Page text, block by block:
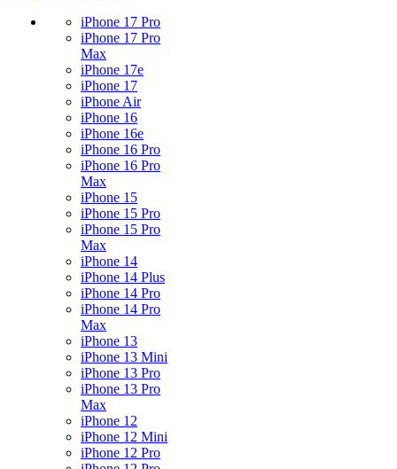
iPhone 17 Pro
iPhone 17 Pro
Max
iPhone 17e
iPhone 17
iPhone Air
iPhone 16
iPhone 16e
iPhone 16 Pro
iPhone 16 Pro
Max
iPhone 15
iPhone 15 Pro
iPhone 15 Pro
Max
iPhone 14
iPhone 14 Plus
iPhone 14 Pro
iPhone 14 Pro
Max
iPhone 13
iPhone 13 Mini
iPhone 13 Pro
iPhone 13 Pro
Max
iPhone 12
iPhone 12 Mini
iPhone 12 Pro